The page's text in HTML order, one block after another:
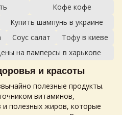
Кофе кофе
Купить шампунь в украине
Соус салат
Тофу в киеве
на памперсы в харькове
и красоты
полезные продукты.
витаминов,
и полезных жиров, которые